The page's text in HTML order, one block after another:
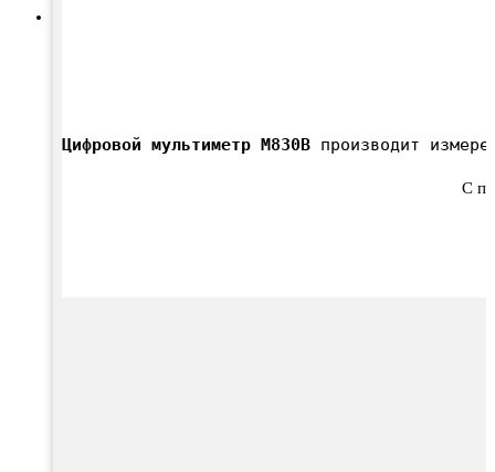
Цифровой мультиметр M830B производит
C